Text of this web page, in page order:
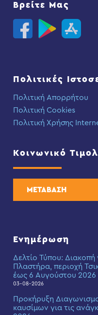
Βρείτε Μας
Πολιτικές
Πολιτική Απορρήτου
Πολιτική Cookies
Πολιτική Χρήσης
Κοινωνικό
ΜΕΤΑΒΑΣΗ
Ενημέρωση
Δελτίο Τύπου:
Πλαστήρα, περιοχή
έως 6 Αυγούστου 2026
03-08-2026
Προκήρυξη
καυσίμων για τις